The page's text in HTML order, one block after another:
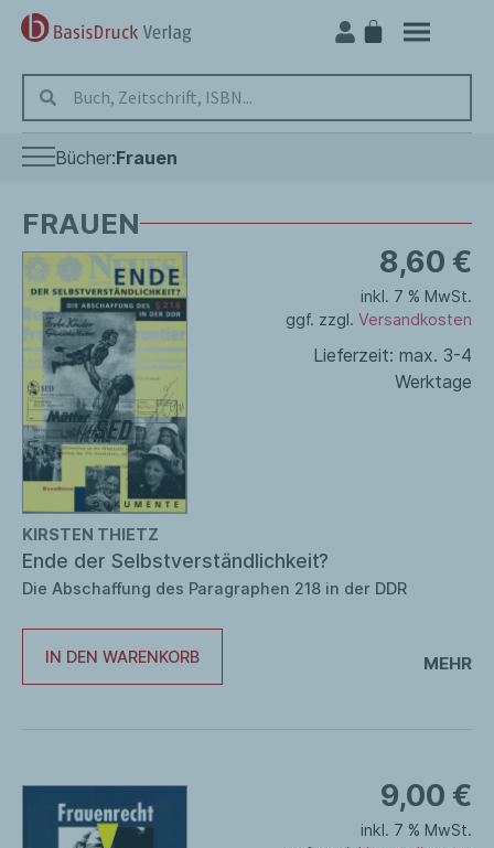
Bücher:Frauen
In Vorbereitung
Literatur
Reihen
Geschichte der Arbeiterbewegung
DDR / Ostdeutschland
Berlin
Osteuropa
FRAUEN
KIRSTEN THIETZ
Ende der Selbstverständlichkeit?
Die Abschaffung des Paragraphen 218 in der DDR
IN DEN WARENKORB MEHR
8,60 €
inkl. 7 % MwSt.
ggf. zzgl. Versandkosten
Lieferzeit: max. 3-4
Werktage
9,00 €
inkl. 7 % MwSt.